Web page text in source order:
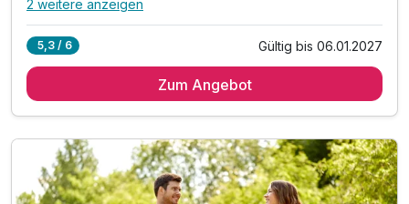
Alle Inklusivleistungen
5 x reichhaltiges regionales Frühstück vom Buffet
inkl. GenussCard - der Mehrwert für Ihren Urlaub!*
inkl. Parkplatz & W-LAN Nutzung
2 weitere anzeigen
5,3 / 6 Gültig bis 06.01.2027
Zum Angebot